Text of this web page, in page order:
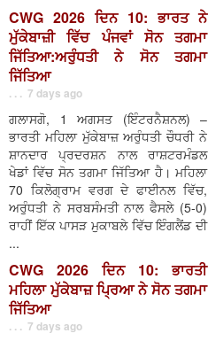
CWG 2026 ਦਿਨ 10: ਭਾਰਤ ਨੇ
ਮੁੱਕੇਬਾਜ਼ੀ ਵਿੱਚ ਪੰਜਵਾਂ ਸੋਨ ਤਗਮਾ
ਜਿੱਤਿਆ:ਅਰੁੰਧਤੀ ਨੇ ਸੋਨ ਤਗਮਾ
ਜਿੱਤਿਆ
. . . 7 days ago
ਗਲਾਸਗੋ, 1 ਅਗਸਤ (ਇੰਟਰਨੈਸ਼ਨਲ) –
ਭਾਰਤੀ ਮਹਿਲਾ ਮੁੱਕੇਬਾਜ਼ ਅਰੁੰਧਤੀ ਚੌਧਰੀ ਨੇ
ਸ਼ਾਨਦਾਰ ਪ੍ਰਦਰਸ਼ਨ ਨਾਲ ਰਾਸ਼ਟਰਮੰਡਲ
ਖੇਡਾਂ ਵਿੱਚ ਸੋਨ ਤਗਮਾ ਜਿੱਤਿਆ ਹੈ। ਮਹਿਲਾ
70 ਕਿਲੋਗ੍ਰਾਮ ਵਰਗ ਦੇ ਫਾਈਨਲ ਵਿੱਚ,
ਅਰੁੰਧਤੀ ਨੇ ਸਰਬਸੰਮਤੀ ਨਾਲ ਫੈਸਲੇ (5-0)
ਰਾਹੀਂ ਇੱਕ ਪਾਸੜ ਮੁਕਾਬਲੇ ਵਿੱਚ ਇੰਗਲੈਂਡ ਦੀ
...
CWG 2026 ਦਿਨ 10: ਭਾਰਤੀ
ਮਹਿਲਾ ਮੁੱਕੇਬਾਜ਼ ਪ੍ਰਿਆ ਨੇ ਸੋਨ ਤਗਮਾ
ਜਿੱਤਿਆ
. . . 7 days ago